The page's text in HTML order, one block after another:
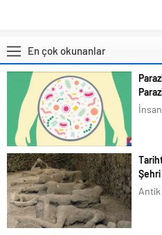
En çok okunanlar
işleri